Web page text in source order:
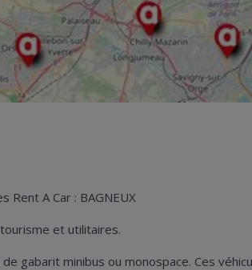
A Car : BAGNEUX
et utilitaires.
gabarit minibus ou monospace. Ces